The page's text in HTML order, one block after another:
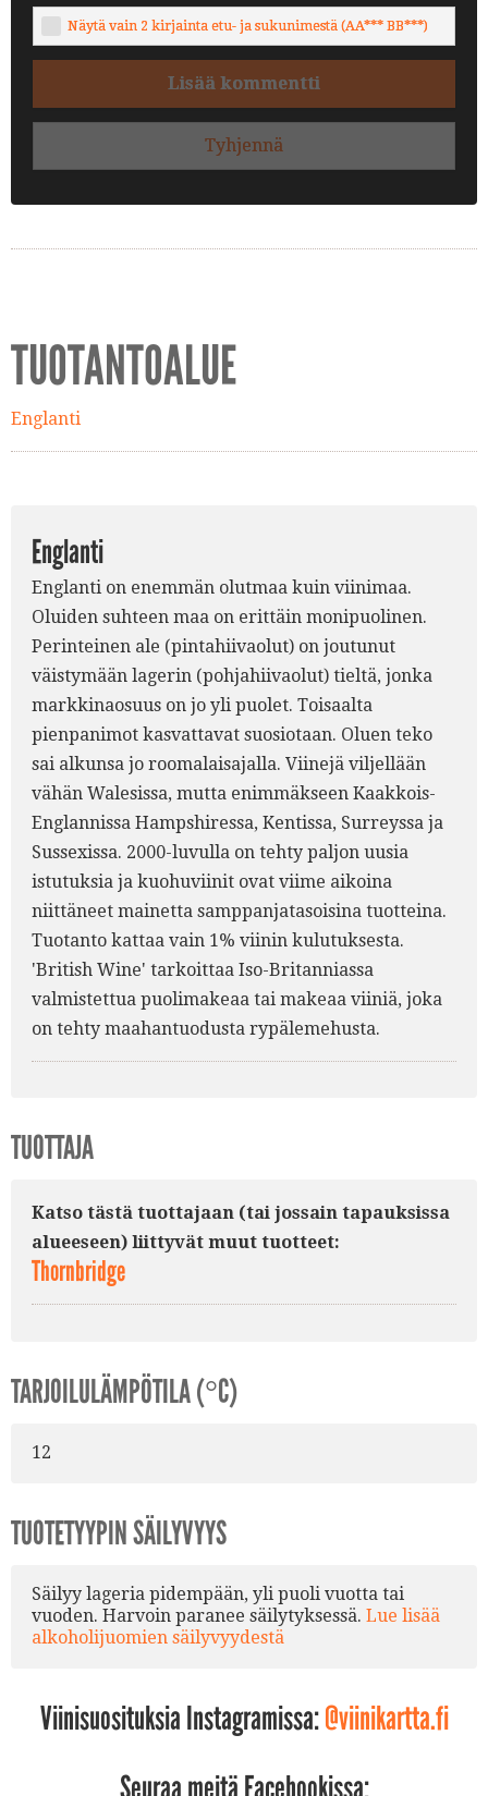
Näytä vain 2 kirjainta etu- ja sukunimestä (AA*** BB***)
Lisää kommentti
Tyhjennä
TUOTANTOALUE
Englanti
Englanti
Englanti on enemmän olutmaa kuin viinimaa.
Oluiden suhteen maa on erittäin monipuolinen.
Perinteinen ale (pintahiivaolut) on joutunut
väistymään lagerin (pohjahiivaolut) tieltä, jonka
markkinaosuus on jo yli puolet. Toisaalta
pienpanimot kasvattavat suosiotaan. Oluen teko
sai alkunsa jo roomalaisajalla. Viinejä viljellään
vähän Walesissa, mutta enimmäkseen Kaakkois-
Englannissa Hampshiressa, Kentissa, Surreyssa ja
Sussexissa. 2000-luvulla on tehty paljon uusia
istutuksia ja kuohuviinit ovat viime aikoina
niittäneet mainetta samppanjatasoisina tuotteina.
Tuotanto kattaa vain 1% viinin kulutuksesta.
'British Wine' tarkoittaa Iso-Britanniassa
valmistettua puolimakeaa tai makeaa viiniä, joka
on tehty maahantuodusta rypälemehusta.
TUOTTAJA
Katso tästä tuottajaan (tai jossain tapauksissa
alueeseen) liittyvät muut tuotteet:
Thornbridge
TARJOILULÄMPÖTILA (°C)
12
TUOTETYYPIN SÄILYVYYS
Säilyy lageria pidempään, yli puoli vuotta tai
vuoden. Harvoin paranee säilytyksessä. Lue lisää
alkoholijuomien säilyvyydestä
Viinisuosituksia Instagramissa:@viinikartta.fi